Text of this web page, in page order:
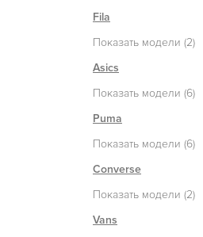
Fila
Показать модели (2)
Asics
Показать модели (6)
Puma
Показать модели (6)
Converse
Показать модели (2)
Vans